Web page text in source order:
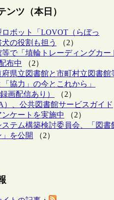
ンツ（本日）
ボット「LOVOT（らぼっ
の役割も担う
（2）
で「埴輪トレーディングカー
布中
（2）
県立図書館と市町村立図書館
協力」の今とこれから」
画配信あり）
（2）
）、公共図書館サービスガイド
ケートを実施中
（2）
テム構築検討委員会、「図書
を公開
（2）